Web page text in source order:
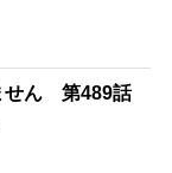
せん 第489話